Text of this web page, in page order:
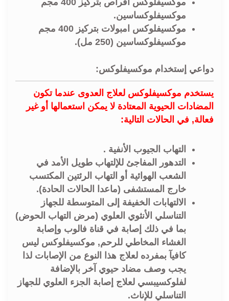
موكسيفلوكس أقراص بتركيز 400 مجم
موكسيفلوكساسين.
موكسيفلوكس امبولات بتركيز 400 مجم
موكسيفلوكساسين (250 مل)
.
دواعي إستخدام موكسيفلوكس:
يستخدم موكسيفلوكس لعلاج العدوى عندما تكون
المضادات الحيوية المعتادة لا يمكن استعمالها أو غير
فعالة, في الحالات التالية:
التهاب الجيوب الأنفية .
التدهور المفاجئ للإلتهاب طويل الأمد في
الشعب الهوائية أو التهاب الرئتين المكتسب
خارج المستشفى (ماعدا الحالات الحادة).
الالتهابات الخفيفة إلى المتوسطة للجهاز
التناسلي الأنثوي العلوي (مرض التهاب الحوض)
بما في ذلك إصابة في قناة فالوب وإصابة
الغشاء المخاطي للرحم, موكسيفلوكس ليس
كافيآ بمفرده لعلاج هذا النوع من الإصابات لذا
يجب وصف مضاد حيوي آخر بالإضافة
لفلوكسيبسي لعلاج إصابة الجزء العلوي للجهاز
التناسلي للإناث.